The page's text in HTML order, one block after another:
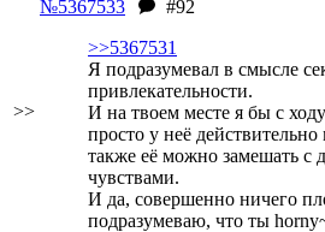
>>
№5367533
#92
>>5367531
Я подразумевал в смысле
привлекательности.
И на твоем месте я бы с
просто у неё
также её можно замешать с
чувствами.
И да, совершенно ничего
подразумеваю, что ты